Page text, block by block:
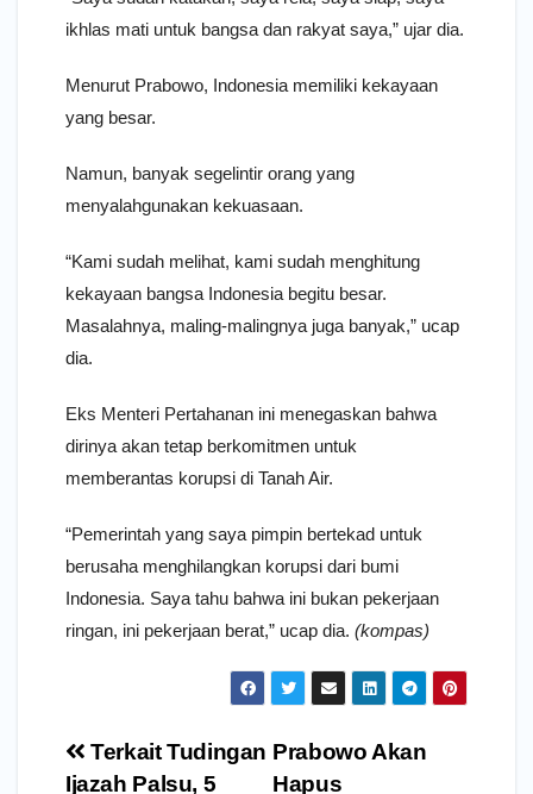
ikhlas mati untuk bangsa dan rakyat saya,” ujar dia.
Menurut Prabowo, Indonesia memiliki kekayaan
yang besar.
Namun, banyak segelintir orang yang
menyalahgunakan kekuasaan.
“Kami sudah melihat, kami sudah menghitung
kekayaan bangsa Indonesia begitu besar.
Masalahnya, maling-malingnya juga banyak,” ucap
dia.
Eks Menteri Pertahanan ini menegaskan bahwa
dirinya akan tetap berkomitmen untuk
memberantas korupsi di Tanah Air.
“Pemerintah yang saya pimpin bertekad untuk
berusaha menghilangkan korupsi dari bumi
Indonesia. Saya tahu bahwa ini bukan pekerjaan
ringan, ini pekerjaan berat,” ucap dia. (kompas)
Navigasi
pos
Prabowo Akan
Hapus
Terkait Tudingan
Ijazah Palsu, 5